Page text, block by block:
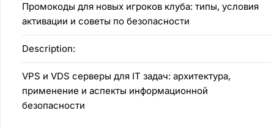
Промокоды для новых игроков клуба: типы, условия
активации и советы по безопасности
Description:
VPS и VDS серверы для IT задач: архитектура,
применение и аспекты информационной
безопасности